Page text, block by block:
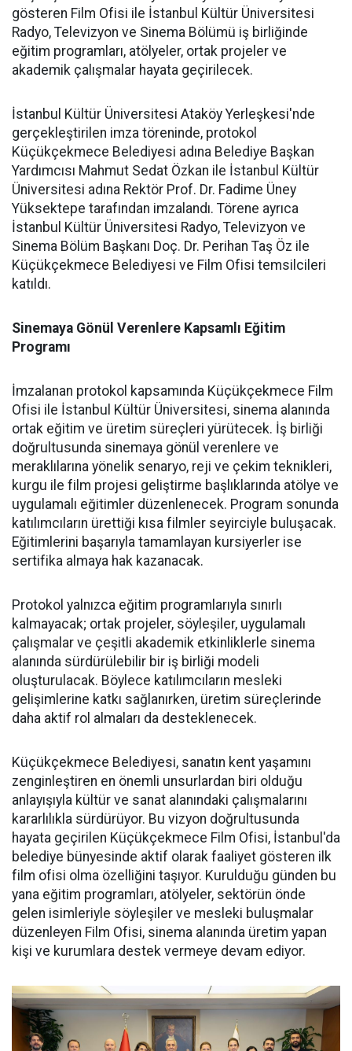
gösteren Film Ofisi ile İstanbul Kültür Üniversitesi
Radyo, Televizyon ve Sinema Bölümü iş birliğinde
eğitim programları, atölyeler, ortak projeler ve
akademik çalışmalar hayata geçirilecek.
İstanbul Kültür Üniversitesi Ataköy Yerleşkesi'nde
gerçekleştirilen imza töreninde, protokol
Küçükçekmece Belediyesi adına Belediye Başkan
Yardımcısı Mahmut Sedat Özkan ile İstanbul Kültür
Üniversitesi adına Rektör Prof. Dr. Fadime Üney
Yüksektepe tarafından imzalandı. Törene ayrıca
İstanbul Kültür Üniversitesi Radyo, Televizyon ve
Sinema Bölüm Başkanı Doç. Dr. Perihan Taş Öz ile
Küçükçekmece Belediyesi ve Film Ofisi temsilcileri
katıldı.
Sinemaya Gönül Verenlere Kapsamlı Eğitim
Programı
İmzalanan protokol kapsamında Küçükçekmece Film
Ofisi ile İstanbul Kültür Üniversitesi, sinema alanında
ortak eğitim ve üretim süreçleri yürütecek. İş birliği
doğrultusunda sinemaya gönül verenlere ve
meraklılarına yönelik senaryo, reji ve çekim teknikleri,
kurgu ile film projesi geliştirme başlıklarında atölye ve
uygulamalı eğitimler düzenlenecek. Program sonunda
katılımcıların ürettiği kısa filmler seyirciyle buluşacak.
Eğitimlerini başarıyla tamamlayan kursiyerler ise
sertifika almaya hak kazanacak.
Protokol yalnızca eğitim programlarıyla sınırlı
kalmayacak; ortak projeler, söyleşiler, uygulamalı
çalışmalar ve çeşitli akademik etkinliklerle sinema
alanında sürdürülebilir bir iş birliği modeli
oluşturulacak. Böylece katılımcıların mesleki
gelişimlerine katkı sağlanırken, üretim süreçlerinde
daha aktif rol almaları da desteklenecek.
Küçükçekmece Belediyesi, sanatın kent yaşamını
zenginleştiren en önemli unsurlardan biri olduğu
anlayışıyla kültür ve sanat alanındaki çalışmalarını
kararlılıkla sürdürüyor. Bu vizyon doğrultusunda
hayata geçirilen Küçükçekmece Film Ofisi, İstanbul'da
belediye bünyesinde aktif olarak faaliyet gösteren ilk
film ofisi olma özelliğini taşıyor. Kurulduğu günden bu
yana eğitim programları, atölyeler, sektörün önde
gelen isimleriyle söyleşiler ve mesleki buluşmalar
düzenleyen Film Ofisi, sinema alanında üretim yapan
kişi ve kurumlara destek vermeye devam ediyor.